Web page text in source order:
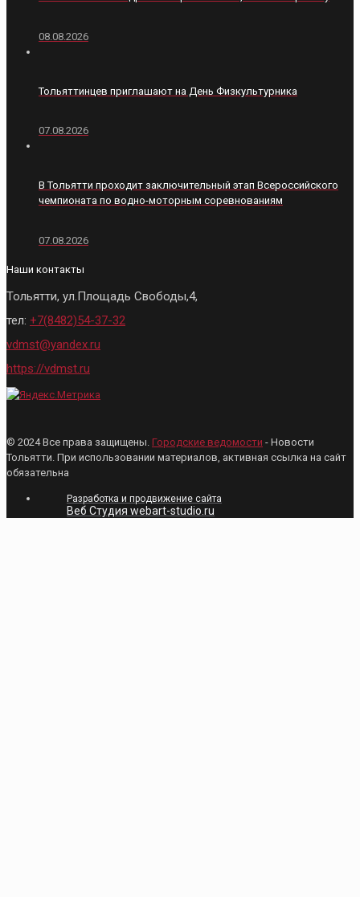
08.08.2026
Тольяттинцев приглашают на День Физкультурника
07.08.2026
В Тольятти проходит заключительный этап Всероссийского
чемпионата по водно-моторным соревнованиям
07.08.2026
Наши контакты
Тольятти, ул.Площадь Свободы,4,
тел: +7(8482)54-37-32
vdmst@yandex.ru
https://vdmst.ru
© 2024 Все права защищены. Городские ведомости - Новости
Тольятти. При использовании материалов, активная ссылка на сайт
обязательна
Разработка и продвижение сайта
Веб Студия webart-studio.ru